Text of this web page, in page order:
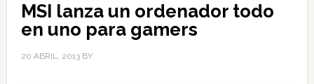
MSI lanza un ordenador todo
en uno para gamers
20 ABRIL, 2013BY